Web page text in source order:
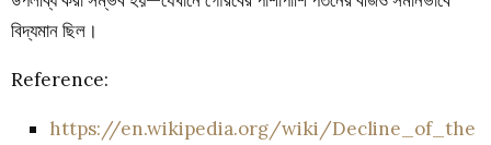
বিদ্যমান ছিল।
Reference:
https://en.wikipedia.org/wiki/Decline_of_the